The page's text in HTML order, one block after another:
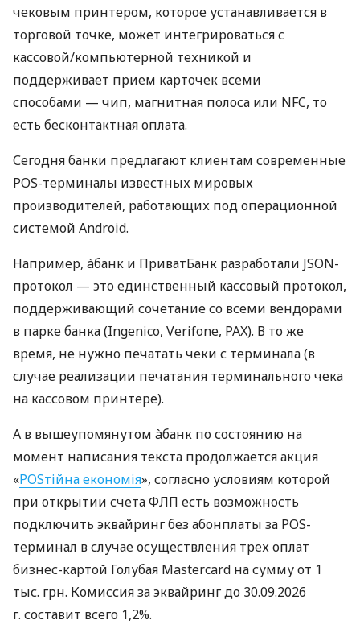
чековым принтером, которое устанавливается в
торговой точке, может интегрироваться с
кассовой/компьютерной техникой и
поддерживает прием карточек всеми
способами — чип, магнитная полоса или NFC, то
есть бесконтактная оплата.
Сегодня банки предлагают клиентам современные
POS-терминалы известных мировых
производителей, работающих под операционной
системой Android.
Например, àбанк и ПриватБанк разработали JSON-
протокол — это единственный кассовый протокол,
поддерживающий сочетание со всеми вендорами
в парке банка (Ingenico, Verifone, PAX). В то же
время, не нужно печатать чеки с терминала (в
случае реализации печатания терминального чека
на кассовом принтере).
А в вышеупомянутом àбанк по состоянию на
момент написания текста продолжается акция
«POSтійна економія», согласно условиям которой
при открытии счета ФЛП есть возможность
подключить эквайринг без абонплаты за POS-
терминал в случае осуществления трех оплат
бизнес-картой Голубая Mastercard на сумму от 1
тыс. грн. Комиссия за эквайринг до 30.09.2026
г. составит всего 1,2%.